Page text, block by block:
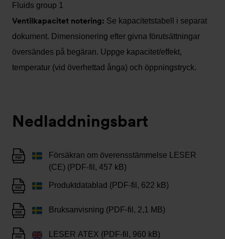
Fluids group 1
Ventilkapacitet notering: Se kapacitetstabell i separat
dokument. Dimensionering efter givna förutsättningar
översändes på begäran. Uppge kapacitet/effekt,
temperatur (vid överhettad ånga) och öppningstryck.
Nedladdningsbart
Försäkran om överensstämmelse LESER
(CE) (PDF-fil, 457 kB)
Produktdatablad (PDF-fil, 622 kB)
Bruksanvisning (PDF-fil, 2,1 MB)
LESER ATEX (PDF-fil, 960 kB)